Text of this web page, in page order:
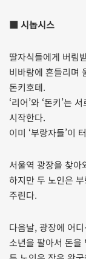
■ 시놉시스
딸자식들에게 버림
비바람에 흔들리며
돈키호테.
‘리어’와 ‘돈키’는
시작한다.
이미 ‘부랑자들’이
서울역 광장을 찾아
하지만 두 노인은
주린다.
다음날, 광장에 어
소년을 팔아서 돈을